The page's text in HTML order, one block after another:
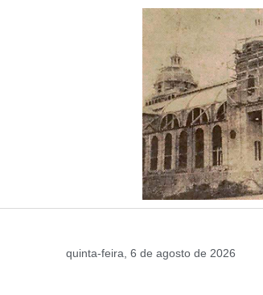
quinta-feira, 6 de agosto de 2026